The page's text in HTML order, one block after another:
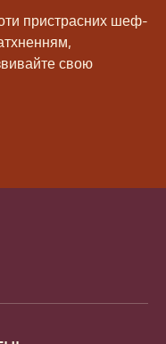
пристрасних шеф-
свою